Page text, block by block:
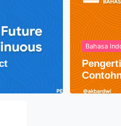
Kehidupan
Bahasa